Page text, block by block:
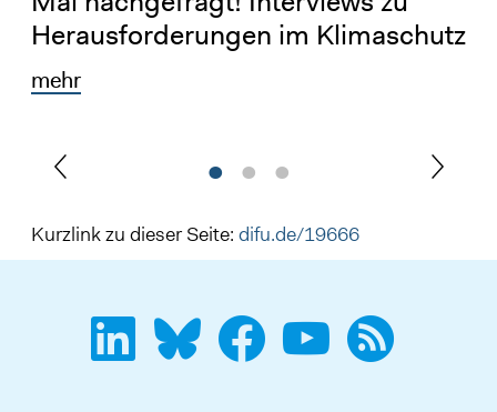
Herausforderungen im Klimaschutz
mehr
Kurzlink zu dieser Seite: difu.de/19666